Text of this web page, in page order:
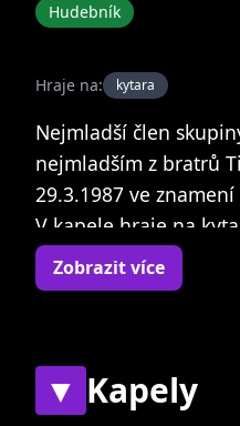
Hudebník
Hraje na: kytara
Nejmladší člen
nejmladším z bratrů
29.3.1987 ve znamení
V kapele hraje na
doprovodný zpěv.
vystudovaný zubní
Peppers. Oblíbeným
Desperado. Jednou
Zobrazit více
▼ Kapely